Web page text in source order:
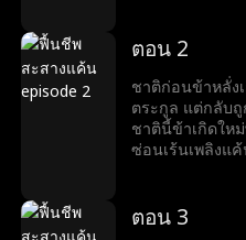
ความทรมานที่ข้
ตอน 2
ชาติก่อนข้าหลั่ง
ตระกูล แต่กลับ
ชาตินี้ข้าเกิดให
ซ่อนเร้นเพลิงแ
ความทรมานที่ข้
ตอน 3